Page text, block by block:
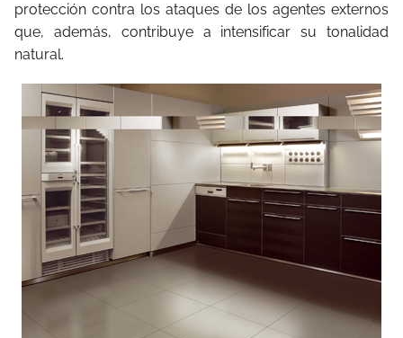
protección contra los ataques de los agentes externos
que, además, contribuye a intensificar su tonalidad
natural.